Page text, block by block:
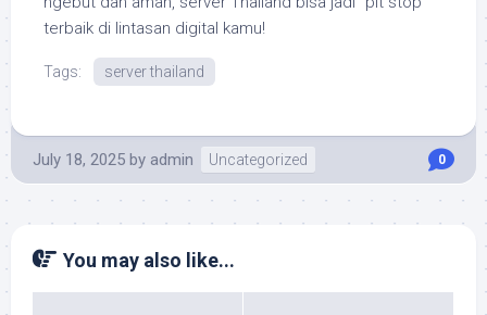
terbaik di lintasan digital kamu!
Tags: server thailand
July 18, 2025 by admin Uncategorized 0
You may also like...